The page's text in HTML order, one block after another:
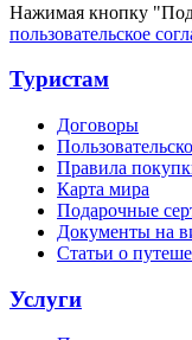
Нажимая кнопку
пользовательское
Туристам
Договоры
Правила
Карта мира
Подарочные
Документы на
Статьи о
Услуги